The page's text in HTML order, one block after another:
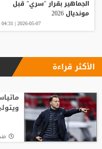
الجماهير بقرار "سري" قبل
مونديال 2026
2026-05-07 | 04:31 م
الأكثر قراءة
منذ7